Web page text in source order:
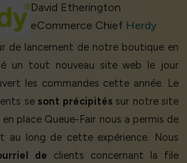
David Etherington
eCommerce Chief Herdy
de lancement de notre boutique en
un tout nouveau site web le jour
les commandes cette année. Le
se sont précipitéssur notre site
place Queue-Fair nous a permis de
au long de cette expérience. Nous
de clients concernant la file